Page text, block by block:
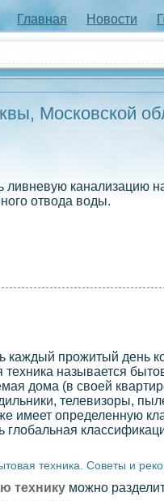
Главная Новости
Московской
ливневую канализацию
отвода воды.
каждый прожитый
называется
дома (в своей
телевизоры,
имеет
глобальная
техника. Советы и
технику можно